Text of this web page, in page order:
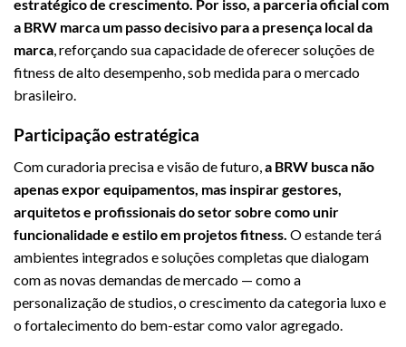
estratégico de crescimento. Por isso, a parceria oficial com
a BRW marca um passo decisivo para a presença local da
marca , reforçando sua capacidade de oferecer soluções de
fitness de alto desempenho, sob medida para o mercado
brasileiro.
Participação estratégica
Com curadoria precisa e visão de futuro,a BRW busca não
apenas expor equipamentos, mas inspirar gestores,
arquitetos e profissionais do setor sobre como unir
funcionalidade e estilo em projetos fitness. O estande terá
ambientes integrados e soluções completas que dialogam
com as novas demandas de mercado — como a
personalização de studios, o crescimento da categoria luxo e
o fortalecimento do bem-estar como valor agregado.